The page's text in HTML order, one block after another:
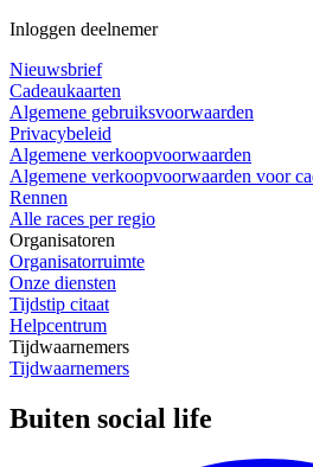
Inloggen deelnemer
Nieuwsbrief
Cadeaukaarten
Algemene gebruiksvoorwaarden
Privacybeleid
Algemene verkoopvoorwaarden
Algemene verkoopvoorwaarden voor
Rennen
Alle races per regio
Organisatoren
Organisatorruimte
Onze diensten
Tijdstip citaat
Helpcentrum
Tijdwaarnemers
Tijdwaarnemers
Buiten social life